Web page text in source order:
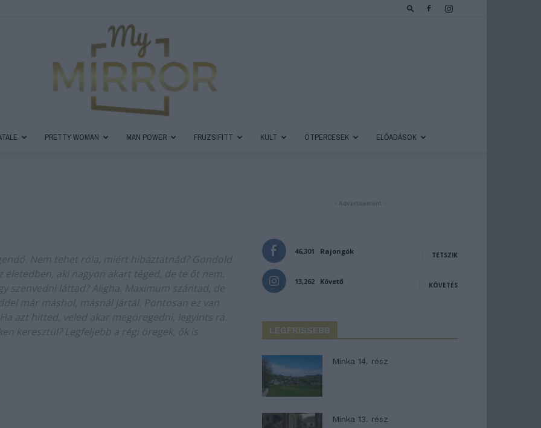
PRETTY WOMAN MAN POWER FRUZSIFITT KULT ÖTPERCESEK ELŐADÁSOK
Nem tehet róla, miért hibáztatnád? Gondold
aki nagyon akart téged, de te őt nem.
szenvedni láttad? Aligha. Maximum szántad, de
már máshol, másnál jártál. Pontosan ez van
azt hitted, veled akar megöregedni, legyints rá.
keresztül? Legfeljebb a régi öregek, ők is
- Advertisement -
46,301 Rajongók TETSZIK
13,262 Követő KÖVETÉS
LEGFRISSEBB
Minka 14. rész
Minka 13. rész